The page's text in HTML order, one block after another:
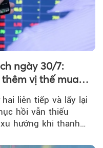
ngày 30/7:
vị thế mua
liên tiếp và lấy lại
hồi vẫn thiếu
hướng khi thanh